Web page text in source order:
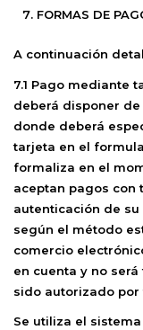
FORMAS DE
A continuación
7.1 Pago mediante
deberá disponer
donde deberá
tarjeta en el
formaliza en el
aceptan pagos con
autenticación de
según el método
comercio
en cuenta y no
sido autorizado por
Se utiliza el